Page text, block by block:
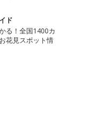
ド
る！全国1400カ
花見スポット情